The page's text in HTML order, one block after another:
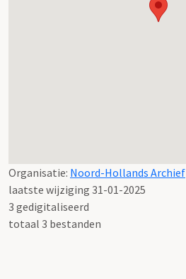
Organisatie: Noord-Hollands Archief
laatste wijziging 31-01-2025
3 gedigitaliseerd
totaal 3 bestanden